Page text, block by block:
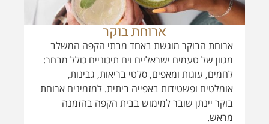
שובר לארוחת בוקרבשולטיק בראנץ'
ב-160 ש"ח
בלבד + שמירת שולחן עבור האורחים שלנו. (המקום
אינו מאפשר הזמנת מקומות מראש). השובר כולל
בוצ'ר בוקר זוגי+ 4 שתייה / 160 ש"ח למימוש בבית
העסק. המקום עובד בשבת.
ארוחת בוקרכשרה בבית הקפה בולונזרי –10%
הנחה על כל התפריט לאורחים שלנו